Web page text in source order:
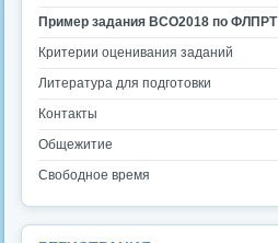
Пример задания ВСО2018 по ФЛПРТ
Критерии оценивания заданий
Литература для подготовки
Контакты
Общежитие
Свободное время